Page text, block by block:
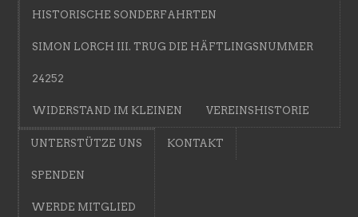
HISTORISCHE SONDERFAHRTEN
SIMON LORCH III. TRUG DIE HÄFTLINGSNUMMER
24252
WIDERSTAND IM KLEINEN VEREINSHISTORIE
UNTERSTÜTZE UNS
SPENDEN
WERDE MITGLIED
KONTAKT